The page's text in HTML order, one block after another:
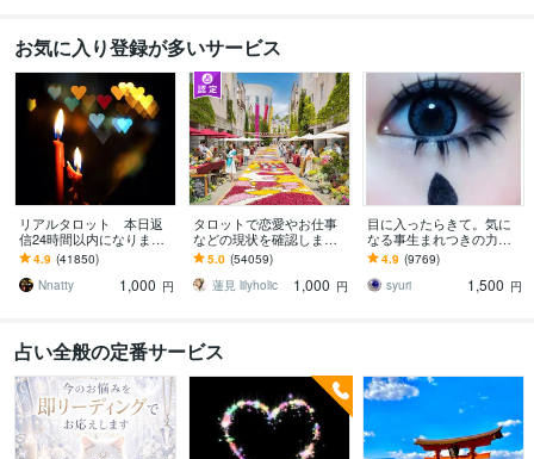
お気に入り登録が多いサービス
リアルタロット 本日返
信24時間以内になります
❤︎タイトルをご確認くださ
い❤︎
4.9 (41850)
Nnatty
1,000 円
タロットで恋愛やお仕事
などの現状を確認します
アドバイスもしっかりお
届けしますので安心して
ください♡
5.0 (54059)
蓮見 lilyholic
1,000 円
目に入ったらきて。気に
なる事生まれつきの力で
視ます 視ましょう恋愛や
仕事などこの先など
4.9 (9769)
syuri
1,500 円
占い全般の定番サービス